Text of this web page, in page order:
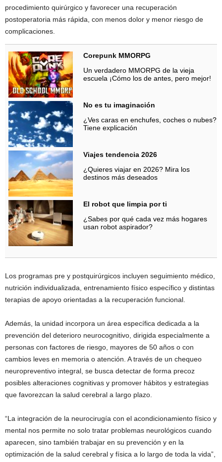
procedimiento quirúrgico y favorecer una recuperación
postoperatoria más rápida, con menos dolor y menor riesgo de
complicaciones.
Corepunk MMORPG
Un verdadero MMORPG de la vieja
escuela ¡Cómo los de antes, pero mejor!
No es tu imaginación
¿Ves caras en enchufes, coches o nubes?
Tiene explicación
Viajes tendencia 2026
¿Quieres viajar en 2026? Mira los
destinos más deseados
El robot que limpia por ti
¿Sabes por qué cada vez más hogares
usan robot aspirador?
Los programas pre y postquirúrgicos incluyen seguimiento médico,
nutrición individualizada, entrenamiento físico específico y distintas
terapias de apoyo orientadas a la recuperación funcional.
Además, la unidad incorpora un área específica dedicada a la
prevención del deterioro neurocognitivo, dirigida especialmente a
personas con factores de riesgo, mayores de 50 años o con
cambios leves en memoria o atención. A través de un chequeo
neuropreventivo integral, se busca detectar de forma precoz
posibles alteraciones cognitivas y promover hábitos y estrategias
que favorezcan la salud cerebral a largo plazo.
“La integración de la neurocirugía con el acondicionamiento físico y
mental nos permite no solo tratar problemas neurológicos cuando
aparecen, sino también trabajar en su prevención y en la
optimización de la salud cerebral y física a lo largo de toda la vida”,